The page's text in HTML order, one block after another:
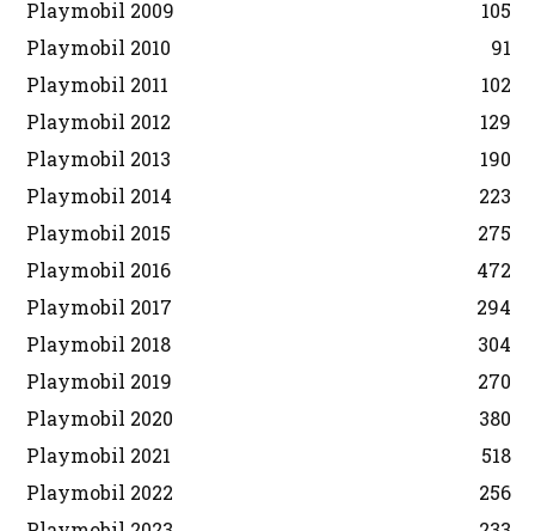
Playmobil 2009
105
Playmobil 2010
91
Playmobil 2011
102
Playmobil 2012
129
Playmobil 2013
190
Playmobil 2014
223
Playmobil 2015
275
Playmobil 2016
472
Playmobil 2017
294
Playmobil 2018
304
Playmobil 2019
270
Playmobil 2020
380
Playmobil 2021
518
Playmobil 2022
256